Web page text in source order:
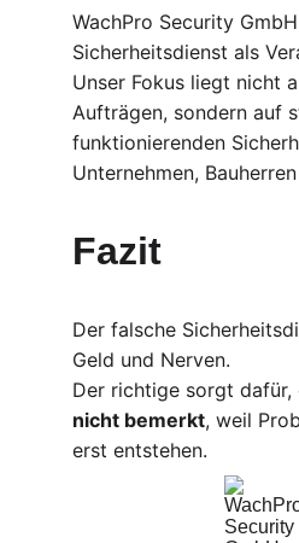
WachPro Security
Sicherheitsdienst als
Unser Fokus liegt nicht
Aufträgen, sondern auf
funktionierenden
Unternehmen,
Fazit
Der falsche
Geld und Nerven.
Der richtige sorgt dafür,
nicht bemerkt, weil
erst entstehen.